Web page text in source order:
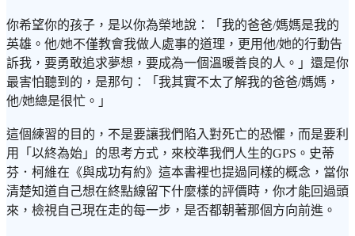
你希望你的孩子，是以你為榮地說：「我的爸爸/媽媽是我的
英雄。他/她不僅教會我做人處事的道理，更用他/她的行動告
訴我，要勇敢追求夢想，要成為一個溫暖善良的人。」還是你
最害怕聽到的，是那句：「我其實不太了解我的爸爸/媽媽，
他/她總是很忙。」
這個練習的目的，不是要讓我們陷入對死亡的恐懼，而是要利
用「以終為始」的思考方式，來校準我們人生的GPS。史蒂
芬．柯維在《與成功有約》這本書裡也提過同樣的概念，當你
清楚知道自己想在終點線留下什麼樣的評價時，你才能回過頭
來，檢視自己現在走的每一步，是否都朝著那個方向前進。